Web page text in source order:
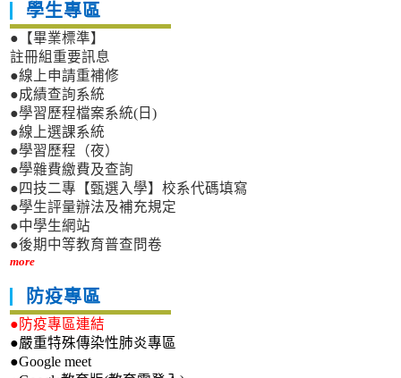
學生專區
●【畢業標準】
註冊組重要訊息
●線上申請重補修
●成績查詢系統
●學習歷程檔案系統(日)
●線上選課系統
●學習歷程（夜）
●學雜費繳費及查詢
●四技二專【甄選入學】校系代碼填寫
●學生評量辦法及補充規定
●中學生網站
●後期中等教育普查問卷
more
防疫專區
●防疫專區連結
●嚴重特殊傳染性肺炎專區
●Google meet